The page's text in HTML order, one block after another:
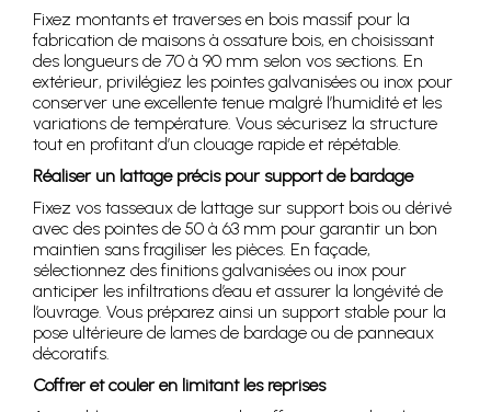
Fixez montants et traverses en bois massif pour la
fabrication de maisons à ossature bois, en choisissant
des longueurs de 70 à 90 mm selon vos sections. En
extérieur, privilégiez les pointes galvanisées ou inox pour
conserver une excellente tenue malgré l’humidité et les
variations de température. Vous sécurisez la structure
tout en profitant d’un clouage rapide et répétable.
Réaliser un lattage précis pour support de bardage
Fixez vos tasseaux de lattage sur support bois ou dérivé
avec des pointes de 50 à 63 mm pour garantir un bon
maintien sans fragiliser les pièces. En façade,
sélectionnez des finitions galvanisées ou inox pour
anticiper les infiltrations d’eau et assurer la longévité de
l’ouvrage. Vous préparez ainsi un support stable pour la
pose ultérieure de lames de bardage ou de panneaux
décoratifs.
Coffrer et couler en limitant les reprises